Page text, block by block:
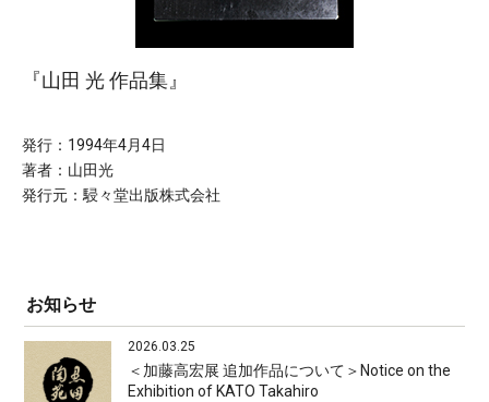
『山田 光 作品集』
発行：1994年4月4日
著者：山田光
発行元：駸々堂出版株式会社
お知らせ
2026.03.25
＜加藤高宏展 追加作品について＞Notice on the
Exhibition of KATO Takahiro